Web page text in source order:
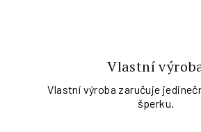
Vlastní
Vlastní výroba zaručuje
šperku.